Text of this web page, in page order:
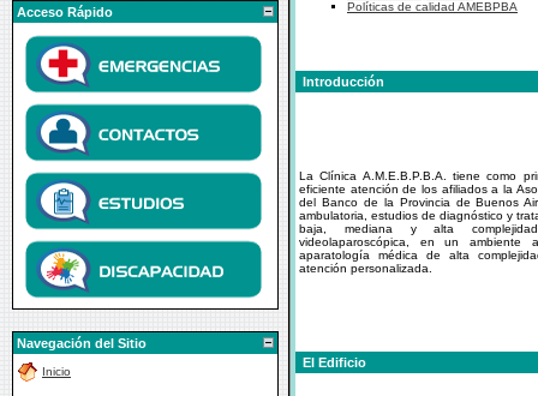
Acceso Rápido
Navegación del Sitio
Inicio
Políticas de calidad AMEBPBA
Introducción
La Clínica A.M.E.B.P.B.A. tiene como
eficiente atención de los afiliados a la
del Banco de la Provincia de Buenos
ambulatoria, estudios de diagnóstico y
baja, mediana y alta
videolaparoscópica, en un ambiente
aparatología médica de alta
atención personalizada.
El Edificio